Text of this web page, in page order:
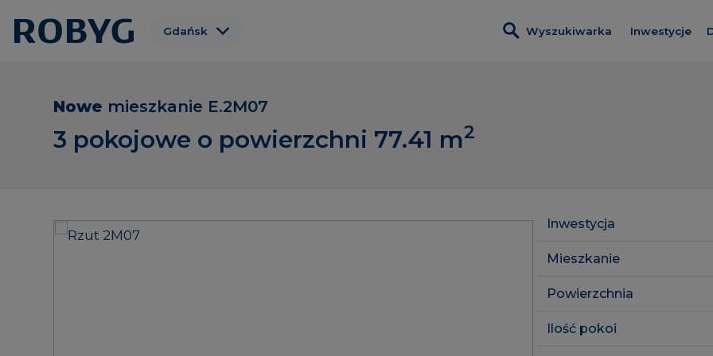
Gdańsk
Wrocław
Wyszukiwarka Inwestycje
Nowe mieszkanie E.2M07
3 pokojowe o powierzchni 77.41 m2
Inwestycja
Mieszkanie
Powierzchnia
Ilość pokoi